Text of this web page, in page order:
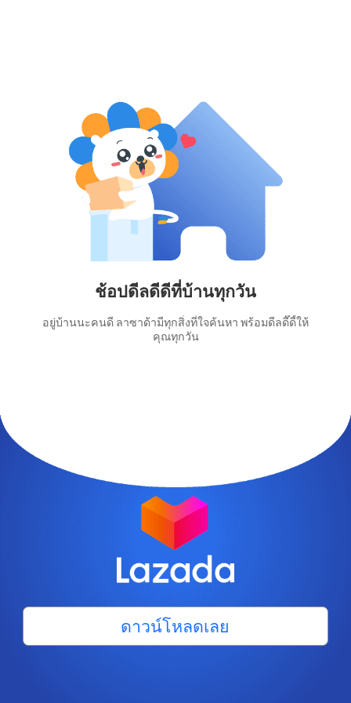
ช้อปดีลดีดีที่บ้านทุกวัน
อยู่บ้านนะคนดี ลาซาด้ามีทุกสิ่งที่ใจค้นหา พร้อมดีลดี๊ดี้ให้
คุณทุกวัน
ดาวน์โหลดเลย